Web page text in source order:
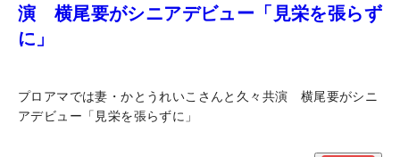
演 横尾要がシニアデビュー「見栄を張らず
に」
プロアマでは妻・かとうれいこさんと久々共演 横尾要がシニ
アデビュー「見栄を張らずに」